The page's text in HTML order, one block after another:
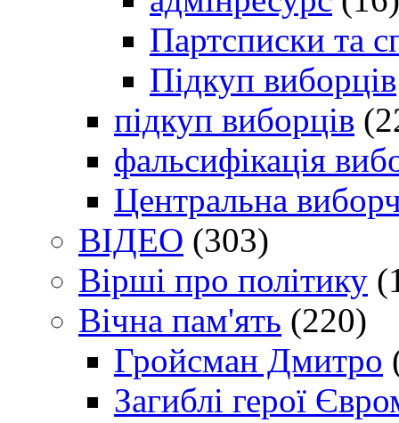
Партсписки та
Підкуп виборців
підкуп виборців
фальсифікація
Центральна
ВІДЕО (303)
Вірші про політику
Вічна пам'ять (220)
Гройсман Дмитро
Загиблі герої